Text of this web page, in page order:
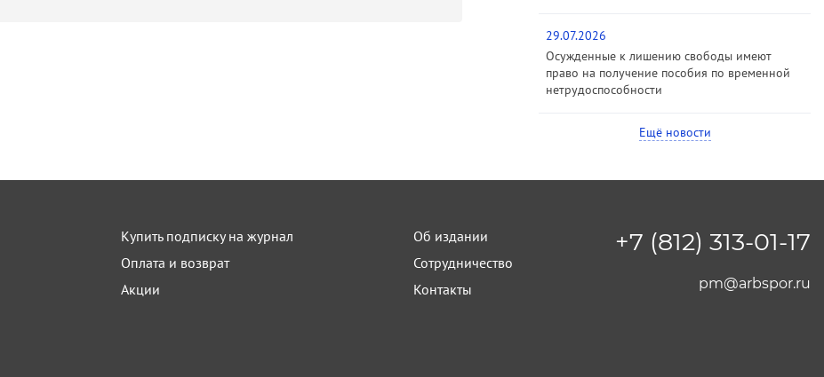
29.07.2026
Осужденные к лишению свободы имеют
право на получение пособия по временной
нетрудоспособности
Ещё новости
Купить подписку на журнал
Оплата и возврат
Акции
Об издании
Сотрудничество
Контакты
+7 (812) 313-01-17
pm@arbspor.ru